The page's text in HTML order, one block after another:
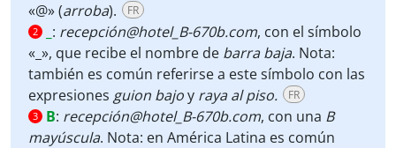
«@»(arroba). FR
2 : recepción@hotel_B-670b.com, con el símbolo
«_», que recibe el nombre de barra baja. Nota:
también es común referirse a este símbolo con las
expresiones guion bajoy raya al piso. FR
3 B: recepción@hotel_B-670b.com, con una B
mayúscula. Nota: en América Latina es común